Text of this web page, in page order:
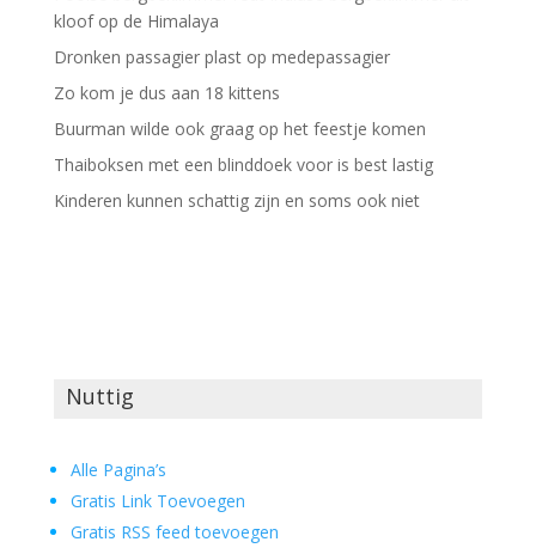
kloof op de Himalaya
Dronken passagier plast op medepassagier
Zo kom je dus aan 18 kittens
Buurman wilde ook graag op het feestje komen
Thaiboksen met een blinddoek voor is best lastig
Kinderen kunnen schattig zijn en soms ook niet
Nuttig
Alle Pagina’s
Gratis Link Toevoegen
Gratis RSS feed toevoegen